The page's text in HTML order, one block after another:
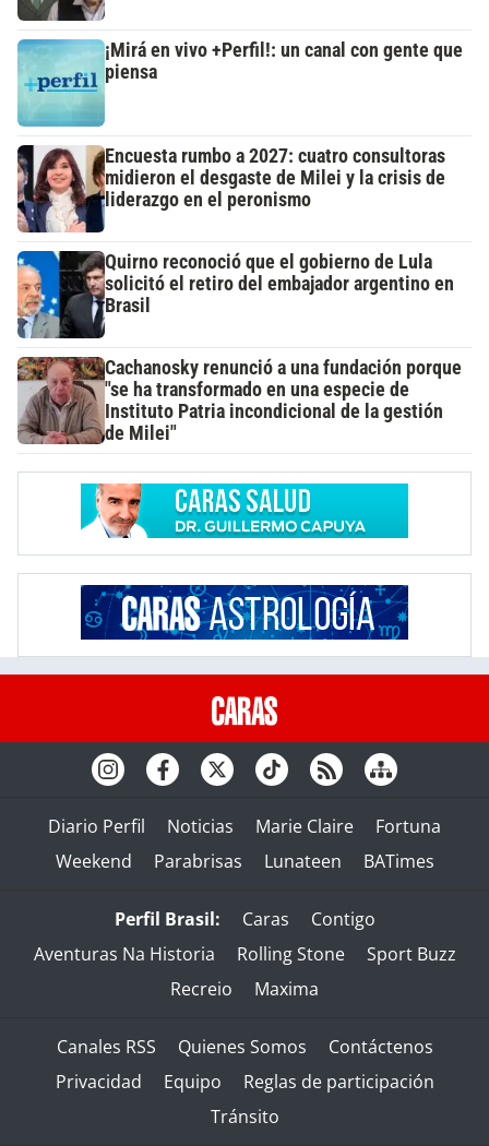
¡Mirá en vivo +Perfil!: un canal con gente que
piensa
Encuesta rumbo a 2027: cuatro consultoras
midieron el desgaste de Milei y la crisis de
liderazgo en el peronismo
Quirno reconoció que el gobierno de Lula
solicitó el retiro del embajador argentino en
Brasil
Cachanosky renunció a una fundación porque
"se ha transformado en una especie de
Instituto Patria incondicional de la gestión
de Milei"
Diario Perfil Noticias Marie Claire
Fortuna
Weekend
Parabrisas Lunateen BATimes
Perfil Brasil: Caras
Contigo
Aventuras Na Historia
Rolling Stone
Sport Buzz
Recreio
Maxima
Canales RSS Quienes Somos
Contáctenos
Privacidad
Equipo
Reglas de participación
Tránsito